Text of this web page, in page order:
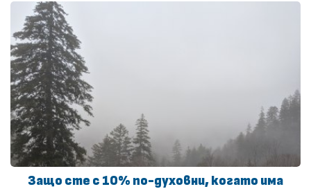
Защо сте с 10% по-духовни, когато има